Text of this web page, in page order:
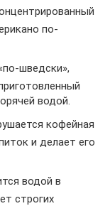
по-
шведски»,
водой.
кофейная
и делает его
водой в
строгих